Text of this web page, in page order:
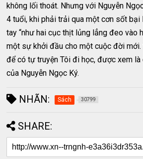
không lối thoát. Nhưng với Nguyễn
4 tuổi, khi phải trải qua một cơn sốt
tay “như hai cục thịt lủng lẳng đeo vào
một sự khởi đầu cho một cuộc đời
để có tự truyện Tôi đi học, được xem
của Nguyễn Ngọc Ký.
NHÃN: Sách 30799
SHARE: